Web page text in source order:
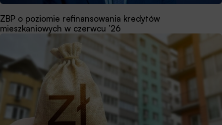
ZBP o poziomie refinansowania kredytów
mieszkaniowych w czerwcu ’26